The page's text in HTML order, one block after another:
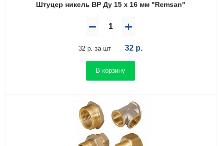
Штуцер никель ВР Ду 15 х 16 мм "Remsan"
32 р. за шт 32 р.
В корзину